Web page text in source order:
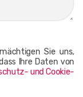
Sie uns,
Ihre Daten von
und Cookie-